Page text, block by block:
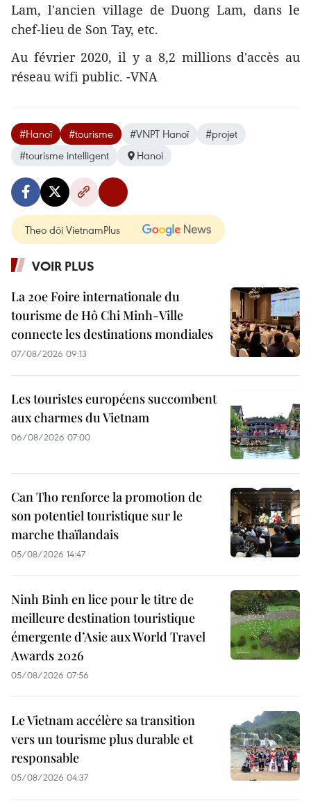
Lam, l'ancien village de Duong Lam, dans le
chef-lieu de Son Tay, etc.
Au février 2020, il y a 8,2 millions d'accès au
réseau wifi public. -VNA
#Hanoï #tourisme #VNPT Hanoï
#projet
#tourisme intelligent
Hanoi
Theo dõi VietnamPlus
VOIR PLUS
La 20e Foire internationale du
tourisme de Hô Chi Minh-Ville
connecte les destinations mondiales
07/08/2026 09:13
Les touristes européens succombent
aux charmes du Vietnam
06/08/2026 07:00
Can Tho renforce la promotion de
son potentiel touristique sur le
marche thaïlandais
05/08/2026 14:47
Ninh Binh en lice pour le titre de
meilleure destination touristique
émergente d’Asie aux World Travel
Awards 2026
05/08/2026 07:56
Le Vietnam accélère sa transition
vers un tourisme plus durable et
responsable
05/08/2026 04:37